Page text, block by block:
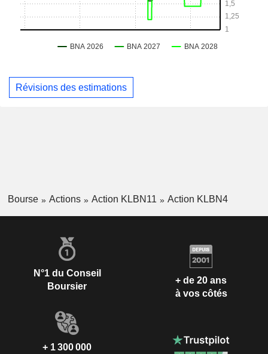
Révisions des estimations
Bourse Actions Action KLBN11 Action KLBN4
N°1 du Conseil
Boursier
+ de 20 ans
à vos côtés
+ 1 300 000